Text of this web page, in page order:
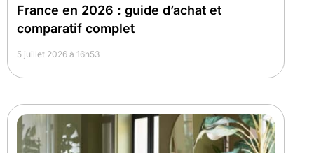
France en 2026 : guide d’achat et
comparatif complet
5 juillet 2026 à 16h53